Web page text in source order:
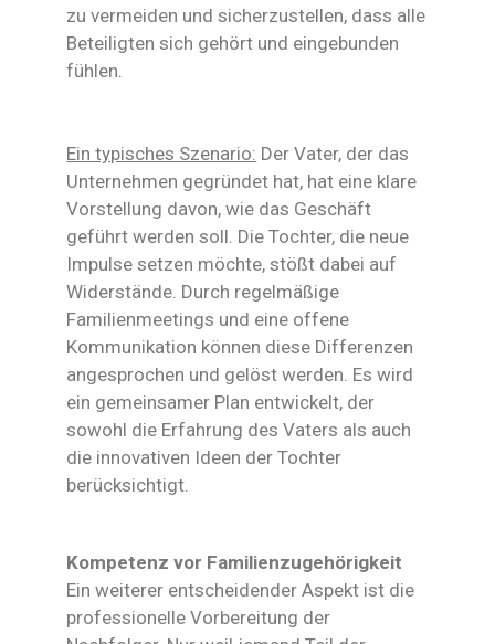
zu vermeiden und sicherzustellen, dass alle
Beteiligten sich gehört und eingebunden
fühlen.
Ein typisches Szenario: Der Vater, der das
Unternehmen gegründet hat, hat eine klare
Vorstellung davon, wie das Geschäft
geführt werden soll. Die Tochter, die neue
Impulse setzen möchte, stößt dabei auf
Widerstände. Durch regelmäßige
Familienmeetings und eine offene
Kommunikation können diese Differenzen
angesprochen und gelöst werden. Es wird
ein gemeinsamer Plan entwickelt, der
sowohl die Erfahrung des Vaters als auch
die innovativen Ideen der Tochter
berücksichtigt.
Kompetenz vor Familienzugehörigkeit
Ein weiterer entscheidender Aspekt ist die
professionelle Vorbereitung der